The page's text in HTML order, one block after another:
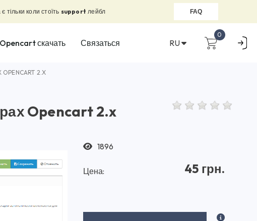
коли стоїть support лейбл FAQ
Opencart скачать Связаться RU
0
2.X
Opencart 2.x
1896
Цена: 45 грн.